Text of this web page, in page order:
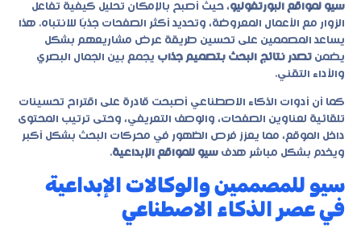
سيو لمواقع البورتفوليو، حيث أصبح بالإمكان تحليل كيفية تفاعل
الزوار مع الأعمال المعروضة، وتحديد أكثر الصفحات جذبًا للانتباه. هذا
يساعد المصممين على تحسين طريقة عرض مشاريعهم بشكل
يضمن تصدر نتائج البحث بتصميم جذاب يجمع بين الجمال البصري
والأداء التقني.
كما أن أدوات الذكاء الاصطناعي أصبحت قادرة على اقتراح تحسينات
تلقائية لعناوين الصفحات، والوصف التعريفي، وحتى ترتيب المحتوى
داخل الموقع، مما يعزز فرص الظهور في محركات البحث بشكل أكبر
ويخدم بشكل مباشر هدف سيو للمواقع الإبداعية.
سيو للمصممين والوكالات الإبداعية
في عصر الذكاء الاصطناعي